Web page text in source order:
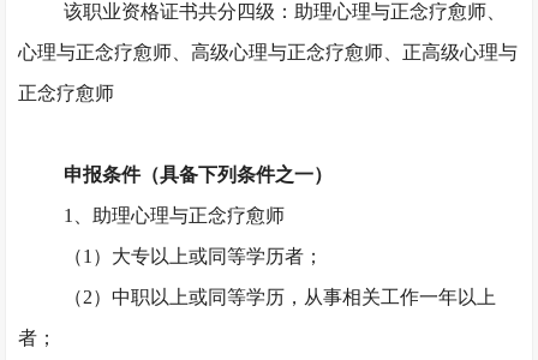
该职业资格证书共分四级：助理心理与正念疗愈师、
心理与正念疗愈师、高级心理与正念疗愈师、正高级心理与
正念疗愈师
申报条件（具备下列条件之一）
1、助理心理与正念疗愈师
（1）大专以上或同等学历者；
（2）中职以上或同等学历，从事相关工作一年以上
者；